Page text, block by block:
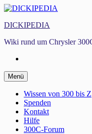
Zum
springen
DICKIPEDIA
Wiki rund um Chrysler
Menü Zum
Inhalt
springen
Wissen von 300 bis Z
Spenden
Kontakt
Hilfe
300C-Forum